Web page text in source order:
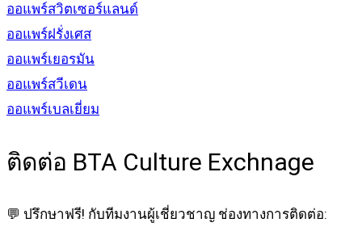
ออแพร์สวิตเซอร์แลนด์
ออแพร์ฝรั่งเศส
ออแพร์เยอรมัน
ออแพร์สวีเดน
ออแพร์เบลเยี่ยม
ติดต่อ BTA Culture Exchnage
💬 ปรึกษาฟรี! กับทีมงานผู้เชี่ยวชาญ ช่องทางการติดต่อ: